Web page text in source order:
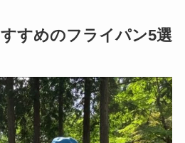
すめのフライパン5選